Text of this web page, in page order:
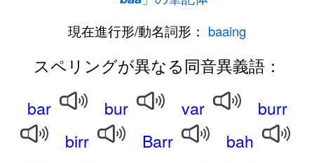
現在進行形/動名詞形： baaing
スペリングが異なる同音異義語：
bar
bur var
burr
birr
Barr
bah